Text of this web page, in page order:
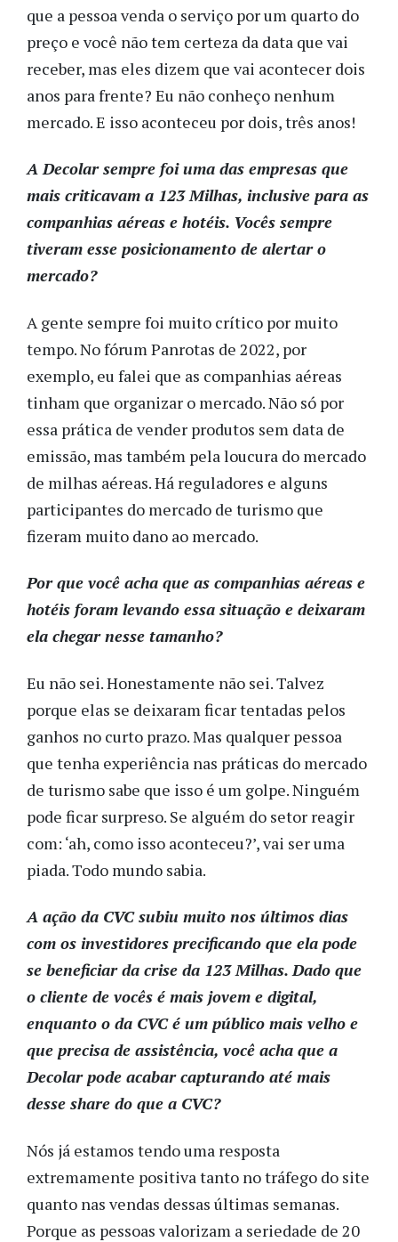
que a pessoa venda o serviço por um quarto do
preço e você não tem certeza da data que vai
receber, mas eles dizem que vai acontecer dois
anos para frente? Eu não conheço nenhum
mercado. E isso aconteceu por dois, três anos!
A Decolar sempre foi uma das empresas que
mais criticavam a 123 Milhas, inclusive para as
companhias aéreas e hotéis. Vocês sempre
tiveram esse posicionamento de alertar o
mercado?
A gente sempre foi muito crítico por muito
tempo. No fórum Panrotas de 2022, por
exemplo, eu falei que as companhias aéreas
tinham que organizar o mercado. Não só por
essa prática de vender produtos sem data de
emissão, mas também pela loucura do mercado
de milhas aéreas. Há reguladores e alguns
participantes do mercado de turismo que
fizeram muito dano ao mercado.
Por que você acha que as companhias aéreas e
hotéis foram levando essa situação e deixaram
ela chegar nesse tamanho?
Eu não sei. Honestamente não sei. Talvez
porque elas se deixaram ficar tentadas pelos
ganhos no curto prazo. Mas qualquer pessoa
que tenha experiência nas práticas do mercado
de turismo sabe que isso é um golpe. Ninguém
pode ficar surpreso. Se alguém do setor reagir
com: ‘ah, como isso aconteceu?’, vai ser uma
piada. Todo mundo sabia.
A ação da CVC subiu muito nos últimos dias
com os investidores precificando que ela pode
se beneficiar da crise da 123 Milhas. Dado que
o cliente de vocês é mais jovem e digital,
enquanto o da CVC é um público mais velho e
que precisa de assistência, você acha que a
Decolar pode acabar capturando até mais
desse share do que a CVC?
Nós já estamos tendo uma resposta
extremamente positiva tanto no tráfego do site
quanto nas vendas dessas últimas semanas.
Porque as pessoas valorizam a seriedade de 20